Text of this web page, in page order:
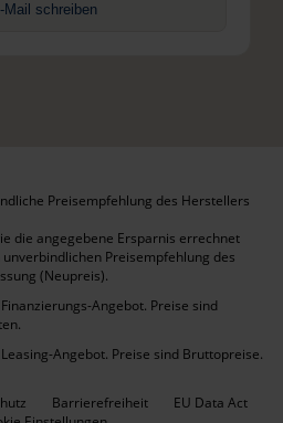
Mail schreiben
Preisempfehlung des Herstellers
die angegebene Ersparnis errechnet
Preisempfehlung des
(Neupreis).
Angebot. Preise sind
Angebot. Preise sind Bruttopreise.
Barrierefreiheit
EU Data Act